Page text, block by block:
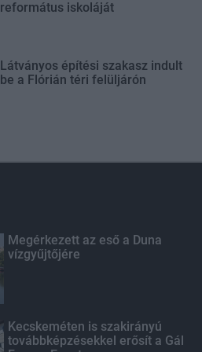
református iskoláját
Látványos építési szakasz indult
be a Flórián téri felüljárón
Megérkezett az eső a Duna
vízgyűjtőjére
Kecskeméten is szakirányú
továbbképzésekkel erősít a Gál